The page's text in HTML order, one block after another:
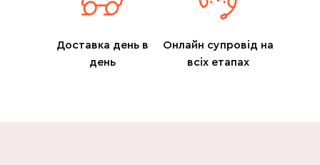
Доставка день в
день
Онлайн супровід на
всіх етапах